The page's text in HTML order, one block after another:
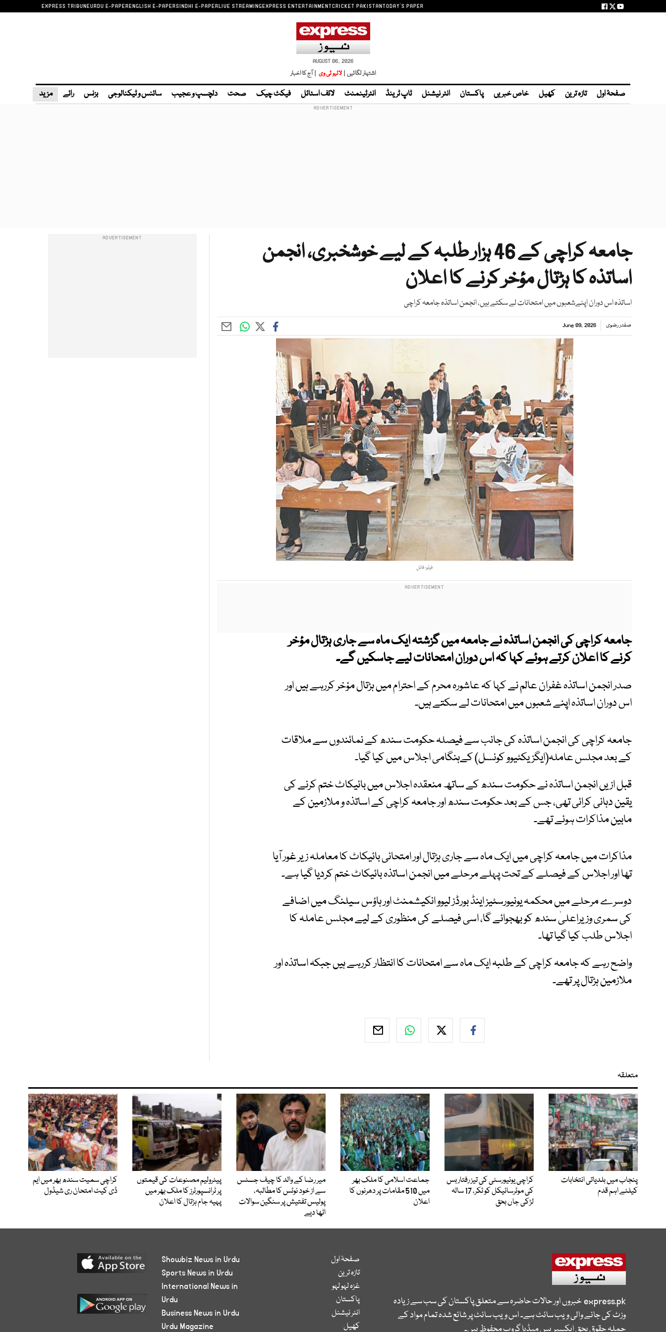
EXPRESS TRIBUNEURDU E-PAPERENGLISH E-PAPERSINDHI E-PAPERLIVE STREAMINGEXPRESS ENTERTAINMENTCRICKET PAKISTANTODAY'S PAPER
AUGUST 06, 2026
اشتہار لگائیں | لائیو ٹی وی | آج کا اخبار
صفحۂ اول تازہ ترین کھیل خاص خبریں پاکستان انٹر نیشنل ٹاپ ٹرینڈ انٹرٹینمنٹ لائف اسٹائل فیکٹ چیک صحت دلچسپ و عجیب سائنس و ٹیکنالوجی بزنس رائے مزید
جامعہ کراچی کے 46 ہزار طلبہ کے لیے خوشخبری، انجمن
اساتذہ کا ہڑتال مؤخر کرنے کا اعلان
اساتذہ اس دوران اپنےشعبوں میں امتحانات لے سکتے ہیں، انجمن اساتذہ جامعہ کراچی
صفدر رضوی June 09, 2026
فوٹو: فائل
جامعہ کراچی کی انجمن اساتذہ نے جامعہ میں گزشتہ ایک ماہ سے جاری ہڑتال مؤخر
کرنے کا اعلان کرتے ہوئے کہا کہ اس دوران امتحانات لیے جاسکیں گے۔
صدر انجمن اساتذہ غفران عالم نے کہا کہ عاشورہ محرم کے احترام میں ہڑتال مؤخر کررہے ہیں اور
اس دوران اساتذہ اپنے شعبوں میں امتحانات لے سکتے ہیں۔
جامعہ کراچی کی انجمن اساتذہ کی جانب سے فیصلہ حکومت سندھ کے نمائندوں سے ملاقات
کے بعد مجلس عاملہ(ایگزیکٹیوو کونسل) کےہنگامی اجلاس میں کیا گیا۔
قبل ازیں انجمن اساتذہ نے حکومت سندھ کے ساتھ منعقدہ اجلاس میں بائیکاٹ ختم کرنے کی
یقین دہانی کرائی تھی، جس کے بعد حکومت سندھ اور جامعہ کراچی کے اساتذہ و ملازمین کے
مابین مذاکرات ہوئے تھے۔
مذاکرات میں جامعہ کراچی میں ایک ماہ سے جاری ہڑتال اور امتحانی بائیکاٹ کا معاملہ زیر غور آیا
تھا اور اجلاس کے فیصلے کے تحت پہلے مرحلے میں انجمن اساتذہ بائیکاٹ ختم کردیا گیا ہے۔
دوسرے مرحلے میں محکمہ یونیورسٹیز اینڈ بورڈز لیوو انکیشمنٹ اور ہاؤس سیلنگ میں اضافے
کی سمری وزیراعلیٰ سندھ کو بھجوائے گا، اسی فیصلے کی منظوری کے لیے مجلس عاملہ کا
اجلاس طلب کیا گیا تھا۔
واضح رہے کہ جامعہ کراچی کے طلبہ ایک ماہ سے امتحانات کا انتظار کررہے ہیں جبکہ اساتذہ اور
ملازمین ہڑتال پر تھے۔
متعلقہ
پنجاب میں بلدیاتی انتخابات
کیلئے اہم قدم
کراچی یونیورسٹی کی تیز رفتار بس
کی موٹرسائیکل کو ٹکر، 17 سالہ
لڑکی جاں بحق
جماعت اسلامی کا ملک بھر
میں 510 مقامات پر دھرنوں کا
اعلان
میر رضا کے والد کا چیف جسٹس
سے از خود نوٹس کا مطالبہ،
پولیس تفتیش پر سنگین سوالات
اٹھا دیے
پیٹرولیم مصنوعات کی قیمتوں
پر ٹرانسپورٹرز کا ملک بھر میں
پہیہ جام ہڑتال کا اعلان
کراچی سمیت سندھ بھر میں ایم
ڈی کیٹ امتحان ری شیڈول
express.pkخبروں اور حالات حاضرہ سے متعلق پاکستان کی سب سے زیادہ
وزٹ کی جانے والی ویب سائٹ ہے۔ اس ویب سائٹ پر شائع شدہ تمام مواد کے
جملہ حقوق بحق ایکسپریس میڈیا گروپ محفوظ ہیں۔
صفحۂ اول
تازہ ترین
غزہ لہو لہو
پاکستان
انٹر نیشنل
کھیل
Showbiz News in Urdu
Sports News in Urdu
International News in
Urdu
Business News in Urdu
Urdu Magazine